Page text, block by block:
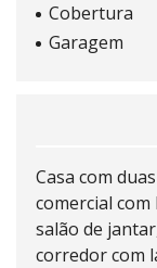
Cobertura
Garagem
Casa com
comercial
salão de
corredor com